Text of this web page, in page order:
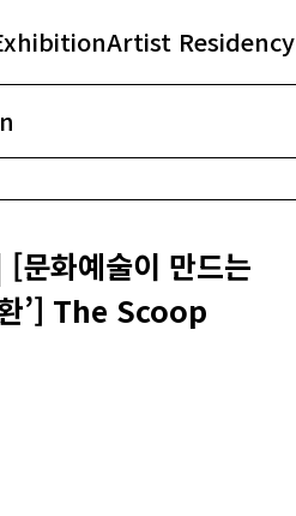
Artist Residency
[문화예술이 만드는
’] The Scoop